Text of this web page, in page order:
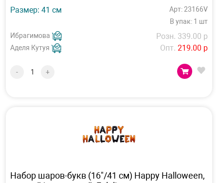
Размер: 41 см
Арт: 23166V
В упак: 1 шт
Ибрагимова
Аделя Кутуя
Розн. 339.00 р
Опт. 219.00 р
- +
Набор шаров-букв (16"/41 см) Happy Halloween,